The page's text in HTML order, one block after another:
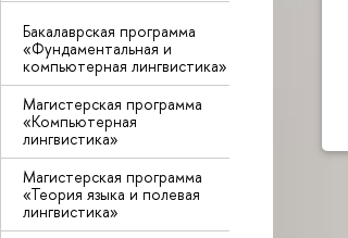
Бакалаврская программа
«Фундаментальная и
компьютерная лингвистика»
Магистерская программа
«Компьютерная
лингвистика»
Магистерская программа
«Теория языка и полевая
лингвистика»